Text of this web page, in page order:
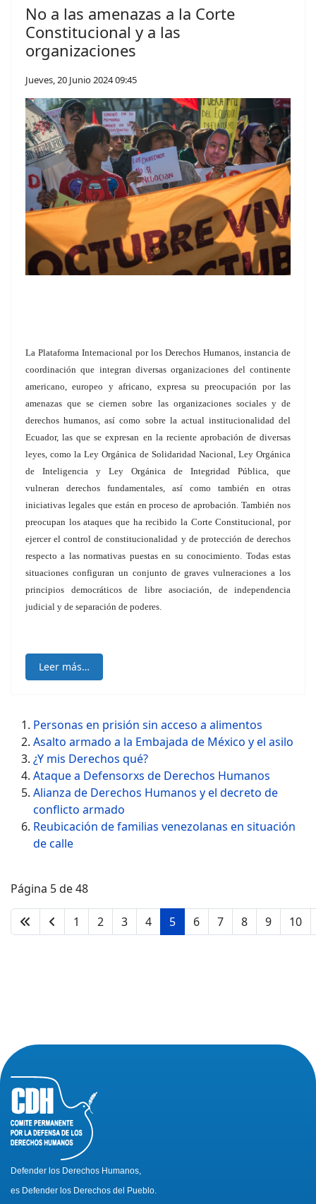
No a las amenazas a la Corte
Constitucional y a las
organizaciones
Jueves, 20 Junio 2024 09:45
La Plataforma Internacional por los Derechos Humanos, instancia de
coordinación que integran diversas organizaciones del continente
americano, europeo y africano, expresa supreocupación por las
amenazas que se ciernen sobre las organizaciones sociales y de
derechos humanos, así como sobre la actual institucionalidad del
Ecuador, las que seexpresan en la reciente aprobación de diversas
leyes, como la Ley Orgánica de Solidaridad Nacional, Ley Orgánica
de Inteligencia y Ley Orgánica de Integridad Pública, que
vulneran derechos fundamentales, así como también en otras
iniciativas legales que están en proceso de aprobación. También nos
preocupan los ataques que ha recibido la Corte Constitucional, por
ejercer el control de constitucionalidad y de protección de derechos
respecto a las normativas puestas en su conocimiento. Todas estas
situaciones configuran un conjunto degraves vulneraciones a los
principios democráticos de libre asociación, de independencia
judicial y de separación de poderes.
Leer más…
Personas en prisión sin acceso a alimentos
Asalto armado a la Embajada de México y el asilo
¿Y mis Derechos qué?
Ataque a Defensorxs de Derechos Humanos
Alianza de Derechos Humanos y el decreto de
conflicto armado
Reubicación de familias venezolanas en situación
de calle
Página 5 de 48
1 2 3 4 5 6 7 8 9 10
Defender los Derechos Humanos,
es Defender los Derechos del Pueblo.